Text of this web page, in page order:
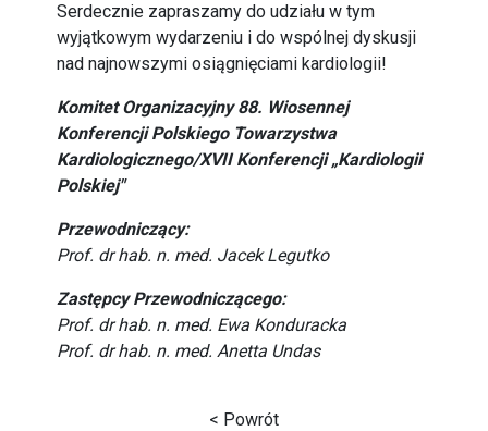
Serdecznie zapraszamy do udziału w tym
wyjątkowym wydarzeniu i do wspólnej dyskusji
nad najnowszymi osiągnięciami kardiologii!
Komitet Organizacyjny 88. Wiosennej
Konferencji Polskiego Towarzystwa
Kardiologicznego/XVII Konferencji „Kardiologii
Polskiej"
Przewodniczący:
Prof. dr hab. n. med. Jacek Legutko
Zastępcy Przewodniczącego:
Prof. dr hab. n. med. Ewa Konduracka
Prof. dr hab. n. med. Anetta Undas
< Powrót